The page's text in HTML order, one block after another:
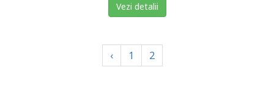
Vezi detalii
‹ 1 2